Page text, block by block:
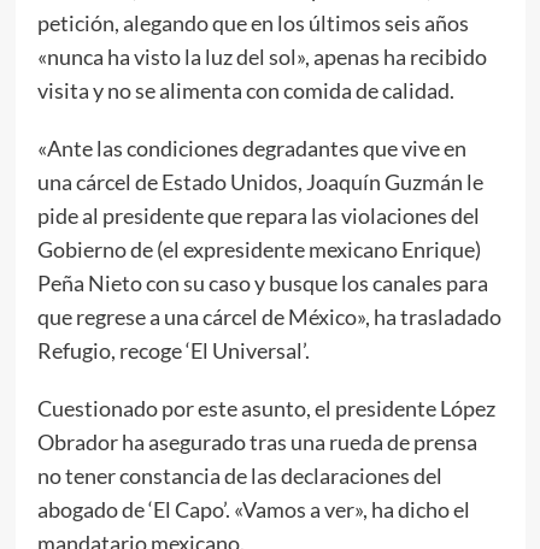
petición, alegando que en los últimos seis años
«nunca ha visto la luz del sol», apenas ha recibido
visita y no se alimenta con comida de calidad.
«Ante las condiciones degradantes que vive en
una cárcel de Estado Unidos, Joaquín Guzmán le
pide al presidente que repara las violaciones del
Gobierno de (el expresidente mexicano Enrique)
Peña Nieto con su caso y busque los canales para
que regrese a una cárcel de México», ha trasladado
Refugio, recoge ‘El Universal’.
Cuestionado por este asunto, el presidente López
Obrador ha asegurado tras una rueda de prensa
no tener constancia de las declaraciones del
abogado de ‘El Capo’. «Vamos a ver», ha dicho el
mandatario mexicano.